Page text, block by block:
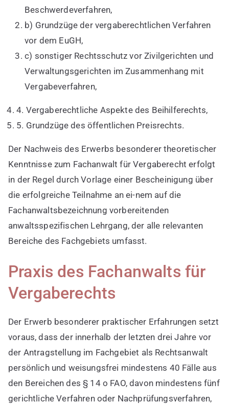
Beschwerdeverfahren,
b) Grundzüge der vergaberechtlichen Verfahren
vor dem EuGH,
c) sonstiger Rechtsschutz vor Zivilgerichten und
Verwaltungsgerichten im Zusammenhang mit
Vergabeverfahren,
4. Vergaberechtliche Aspekte des Beihilferechts,
5. Grundzüge des öffentlichen Preisrechts.
Der Nachweis des Erwerbs besonderer theoretischer
Kenntnisse zum Fachanwalt für Vergaberecht erfolgt
in der Regel durch Vorlage einer Bescheinigung über
die erfolgreiche Teilnahme an ei-nem auf die
Fachanwaltsbezeichnung vorbereitenden
anwaltsspezifischen Lehrgang, der alle relevanten
Bereiche des Fachgebiets umfasst.
Praxis des Fachanwalts für
Vergaberechts
Der Erwerb besonderer praktischer Erfahrungen setzt
voraus, dass der innerhalb der letzten drei Jahre vor
der Antragstellung im Fachgebiet als Rechtsanwalt
persönlich und weisungsfrei mindestens 40 Fälle aus
den Bereichen des § 14 o FAO, davon mindestens fünf
gerichtliche Verfahren oder Nachprüfungsverfahren,